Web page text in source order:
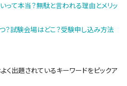
って本当？無駄と言われる理由とメリッ
？試験会場はどこ？受験申し込み方法
く出題されているキーワードをピックア